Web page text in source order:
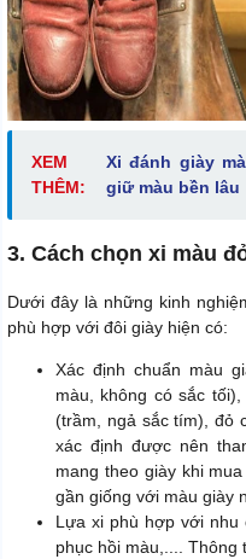
XEM
THÊM:
Xi đánh giày
giữ màu bền lâu
3. Cách chọn xi màu
Dưới đây là những kinh
phù hợp với đôi giày hiện có:
Xác định chuẩn màu
màu, không có sắc
(trầm, ngả sắc tím), đỏ
xác định được nên
mang theo giày khi
gần giống với màu giày
Lựa xi phù hợp với nhu
phục hồi màu,....